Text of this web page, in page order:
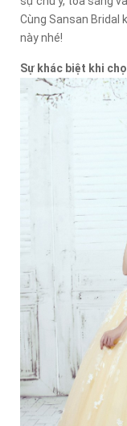
Cùng Sansan Bridal
này nhé!
Sự khác biệt khi